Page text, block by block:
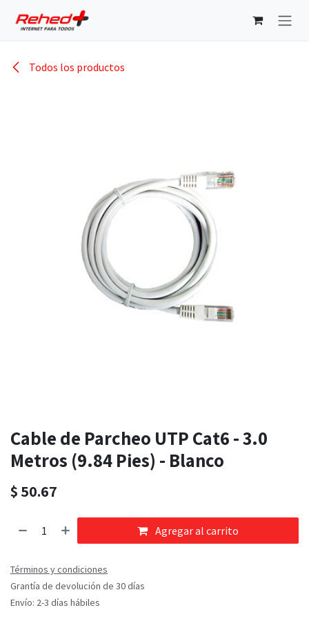
Todos los productos
Cable de Parcheo UTP Cat6 - 3.0
Metros (9.84 Pies) - Blanco
$ 50.67
Agregar al carrito
Términos y condiciones
Grantía de devolución de 30 días
Envío: 2-3 días hábiles